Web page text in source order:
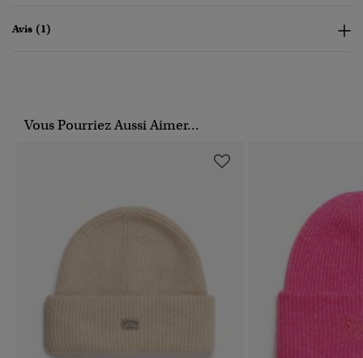
Avis (1)
Vous Pourriez Aussi Aimer...